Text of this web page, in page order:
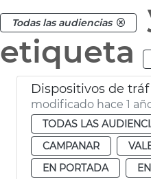
Todas las audiencias
etiqueta
modificado hace 1
TODAS LAS
CAMPANAR
EN PORTADA